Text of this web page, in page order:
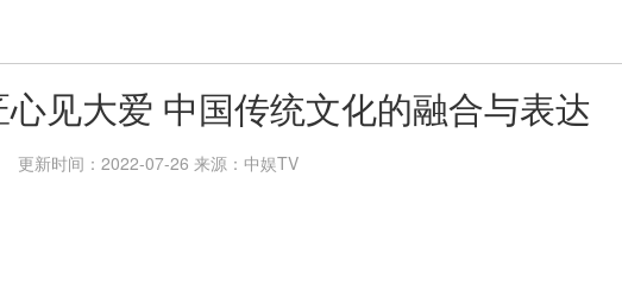
心见大爱 中国传统文化的融合与表达
更新时间：2022-07-26 来源：中娱TV